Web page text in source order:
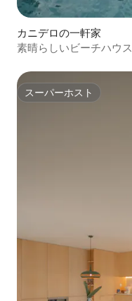
カニデロの一軒家
素晴らしいビーチハウス
スーパーホスト
スーパーホスト